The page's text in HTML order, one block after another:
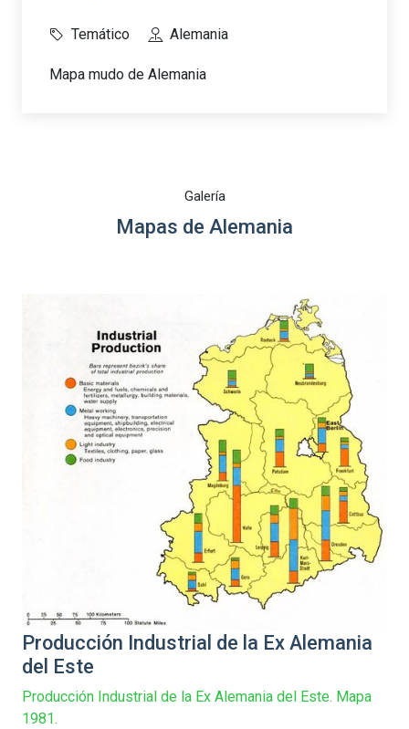
Temático Alemania
Mapa mudo de Alemania
Galería
Mapas de Alemania
Producción Industrial de la Ex Alemania
del Este
Producción Industrial de la Ex Alemania del Este. Mapa
1981.